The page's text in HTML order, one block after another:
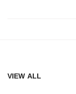
VIEW ALL